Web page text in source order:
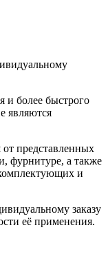
и более быстрого
являются
от представленных
фурнитуре, а также
и
заказу
её применения.